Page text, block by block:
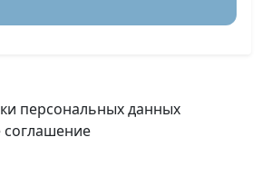
персональных данных
соглашение